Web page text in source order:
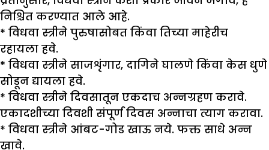
निश्चित करण्यात आले आहे.
* विधवा स्त्रीने पुरुषासोबत किंवा तिच्या माहेरीच
रहायला हवे.
* विधवा स्त्रीने साजशृंगार, दागिने घालणे किंवा केस धुणे
सोडून द्यायला हवे.
* विधवा स्त्रीने दिवसातून एकदाच अन्नग्रहण करावे.
एकादशीच्या दिवशी संपूर्ण दिवस अन्नाचा त्याग करावा.
* विधवा स्त्रीने आंबट-गोड खाऊ नये. फक्त साधे अन्न
खावे.